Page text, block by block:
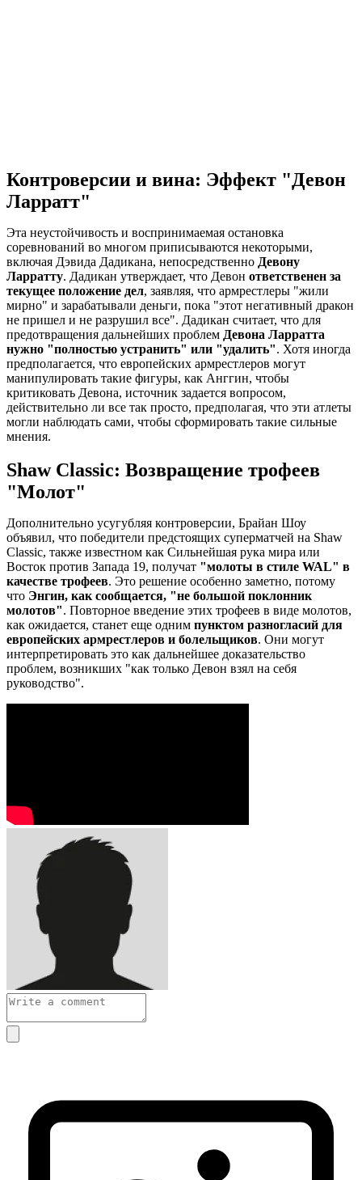
Контроверсии и вина: Эффект "Девон
Ларратт"
Эта неустойчивость и воспринимаемая остановка
соревнований во многом приписываются некоторыми,
включая Дэвида Дадикана, непосредственно Девону
Ларратту. Дадикан утверждает, что Девон ответственен за
текущее положение дел, заявляя, что армрестлеры "жили
мирно" и зарабатывали деньги, пока "этот негативный дракон
не пришел и не разрушил все". Дадикан считает, что для
предотвращения дальнейших проблем Девона Ларратта
нужно "полностью устранить" или "удалить". Хотя иногда
предполагается, что европейских армрестлеров могут
манипулировать такие фигуры, как Анггин, чтобы
критиковать Девона, источник задается вопросом,
действительно ли все так просто, предполагая, что эти атлеты
могли наблюдать сами, чтобы сформировать такие сильные
мнения.
Shaw Classic: Возвращение трофеев
"Молот"
Дополнительно усугубляя контроверсии, Брайан Шоу
объявил, что победители предстоящих суперматчей на Shaw
Classic, также известном как Сильнейшая рука мира или
Восток против Запада 19, получат "молоты в стиле WAL" в
качестве трофеев. Это решение особенно заметно, потому
что Энгин, как сообщается, "не большой поклонник
молотов". Повторное введение этих трофеев в виде молотов,
как ожидается, станет еще одним пунктом разногласий для
европейских армрестлеров и болельщиков. Они могут
интерпретировать это как дальнейшее доказательство
проблем, возникших "как только Девон взял на себя
руководство".